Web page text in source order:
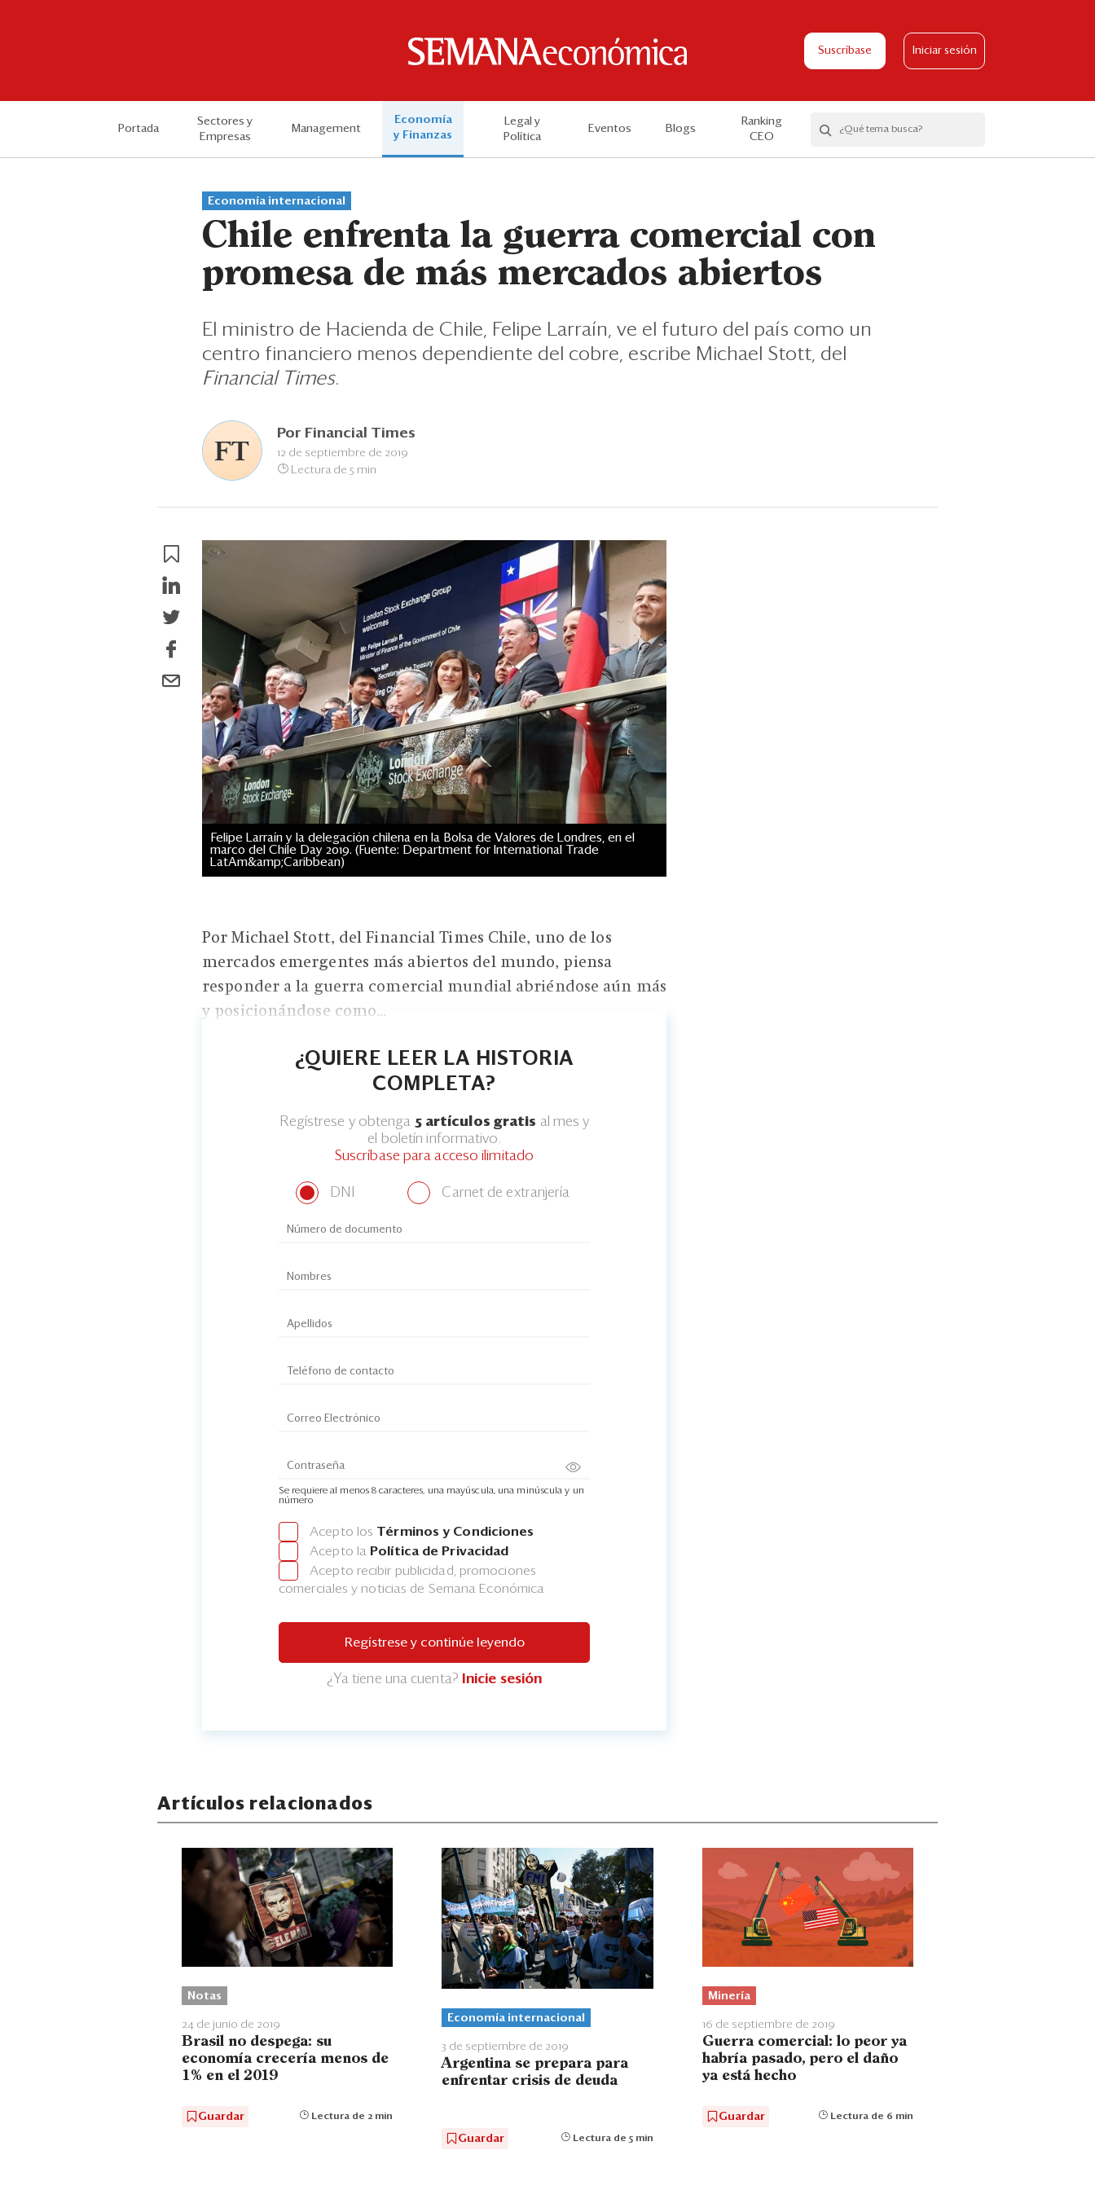
Suscríbase Iniciar sesión
Portada
Sectores y
Empresas
Management
Economía
y Finanzas
Legal y
Política
Eventos Blogs
Ranking
CEO
Economía internacional
Chile enfrenta la guerra comercial con
promesa de más mercados abiertos
El ministro de Hacienda de Chile, Felipe Larraín, ve el futuro del país como un
centro financiero menos dependiente del cobre, escribe Michael Stott, del
Financial Times.
Por Financial Times
12 de septiembre de 2019
Lectura de 5 min
Felipe Larraín y la delegación chilena en la Bolsa de Valores de Londres, en el
marco del Chile Day 2019. (Fuente: Department for International Trade
LatAm&amp;Caribbean)
Por Michael Stott, del Financial Times Chile, uno de los
mercados emergentes más abiertos del mundo, piensa
responder a la guerra comercial mundial abriéndose aún más
y posicionándose como...
¿QUIERE LEER LA HISTORIA
COMPLETA?
Regístrese y obtenga 5 artículos gratis al mes y
el boletín informativo.
Suscríbase para acceso ilimitado
DNI Carnet de extranjería
Se requiere al menos 8 caracteres, una mayúscula, una minúscula y un
número
Acepto los Términos y Condiciones
Acepto la Política de Privacidad
Acepto recibir publicidad, promociones
comerciales y noticias de Semana Económica
Regístrese y continúe leyendo
¿Ya tiene una cuenta? Inicie sesión
Artículos relacionados
Notas
24 de junio de 2019
Brasil no despega: su
economía crecería menos de
1% en el 2019
Guardar Lectura de 2 min
Economía internacional
3 de septiembre de 2019
Argentina se prepara para
enfrentar crisis de deuda
Guardar Lectura de 5 min
Minería
16 de septiembre de 2019
Guerra comercial: lo peor ya
habría pasado, pero el daño
ya está hecho
Guardar Lectura de 6 min